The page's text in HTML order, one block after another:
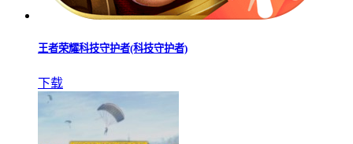
王者荣耀科技守护者(科技守护者)
下载